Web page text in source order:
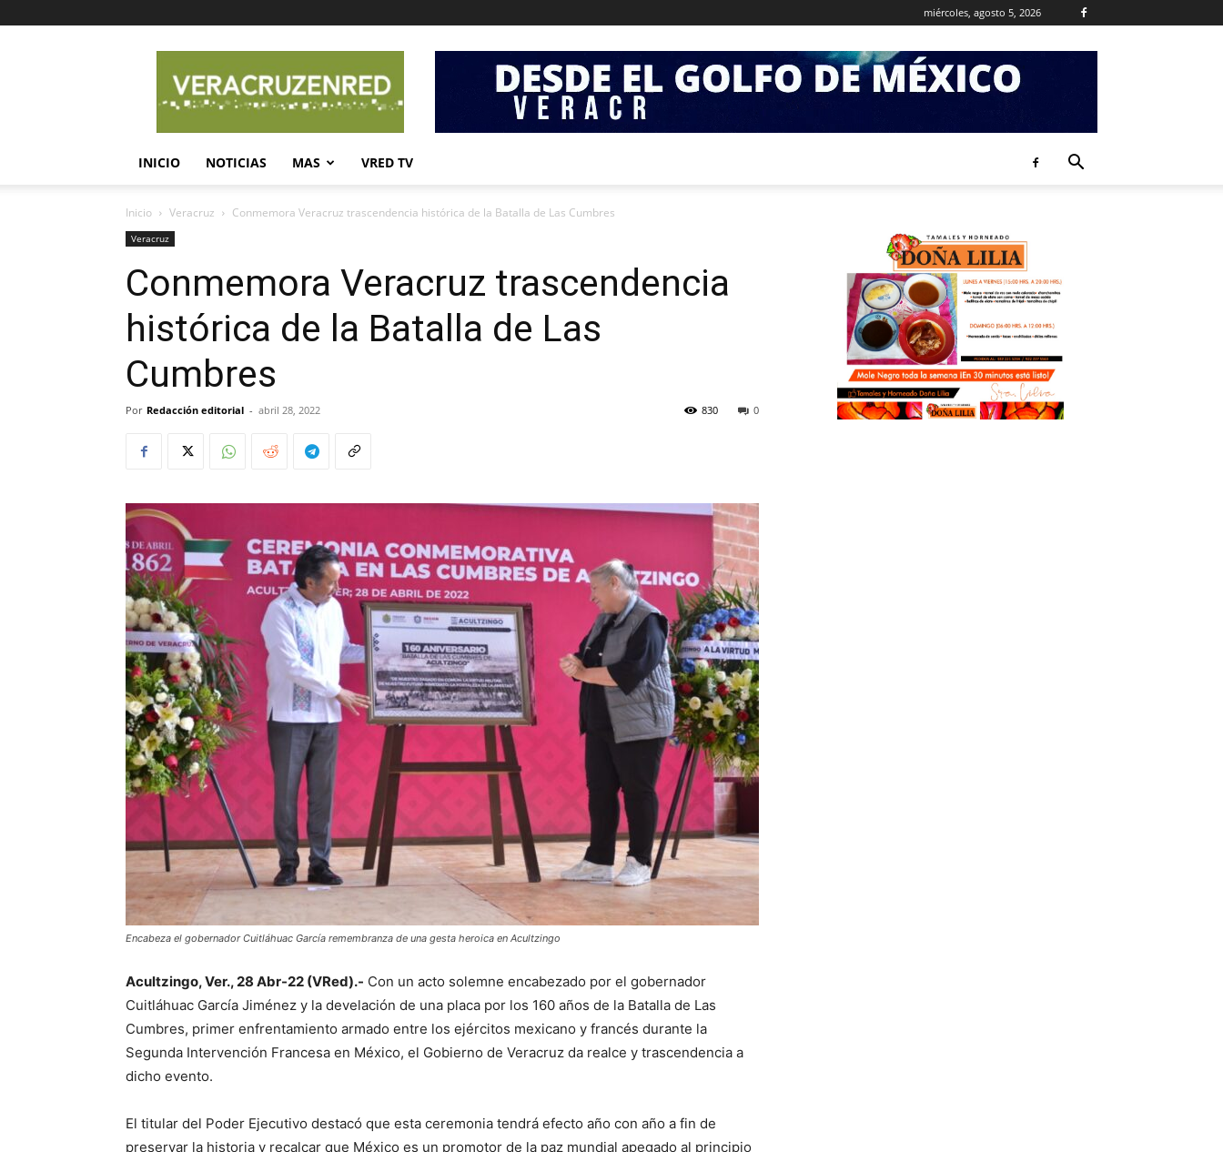
miércoles, agosto 5, 2026
en
Red
INICIO NOTICIAS MAS VRED TV
Inicio Veracruz Conmemora Veracruz trascendencia histórica de la Batalla de Las Cumbres
Veracruz
Conmemora Veracruz trascendencia
histórica de la Batalla de Las
Cumbres
Por Redacción editorial - abril 28, 2022 0
830
Encabeza el gobernador Cuitláhuac García remembranza de una gesta heroica en Acultzingo
Acultzingo, Ver., 28 Abr-22 (VRed).- Con un acto solemne encabezado por el gobernador
Cuitláhuac García Jiménez y la develación de una placa por los 160 años de la Batalla de Las
Cumbres, primer enfrentamiento armado entre los ejércitos mexicano y francés durante la
Segunda Intervención Francesa en México, el Gobierno de Veracruz da realce y trascendencia a
dicho evento.
El titular del Poder Ejecutivo destacó que esta ceremonia tendrá efecto año con año a fin de
preservar la historia y recalcar que México es un promotor de la paz mundial apegado al principio